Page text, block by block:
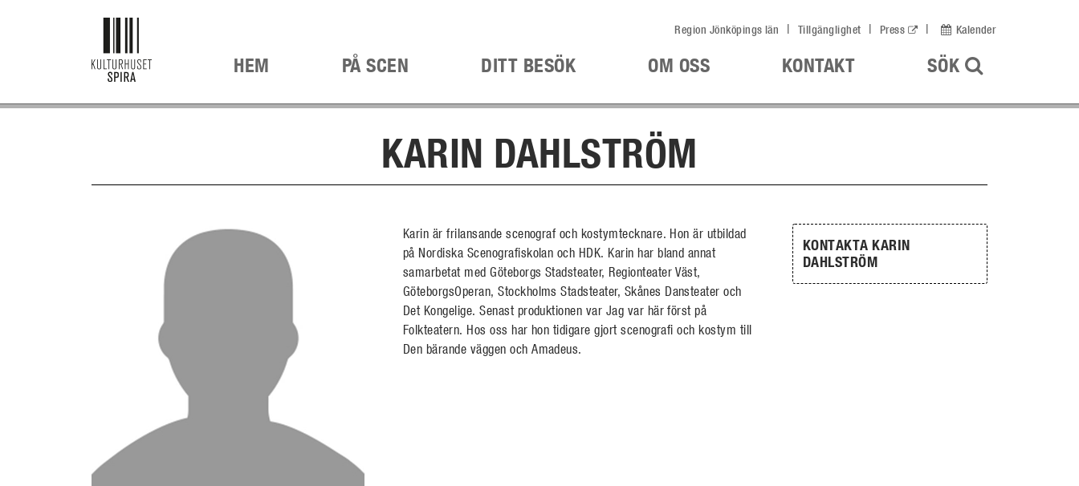
Region Jönköpings län Tillgänglighet Press Kalender
HEM PÅ SCEN DITT BESÖK OM OSS KONTAKT SÖK
KARIN DAHLSTRÖM
Karin är frilansande scenograf och kostymtecknare. Hon är utbildad
på Nordiska Scenografiskolan och HDK. Karin har bland annat
samarbetat med Göteborgs Stadsteater, Regionteater Väst,
GöteborgsOperan, Stockholms Stadsteater, Skånes Dansteater och
Det Kongelige. Senast produktionen var Jag var här först på
Folkteatern. Hos oss har hon tidigare gjort scenografi och kostym till
Den bärande väggen och Amadeus.
KONTAKTA KARIN
DAHLSTRÖM